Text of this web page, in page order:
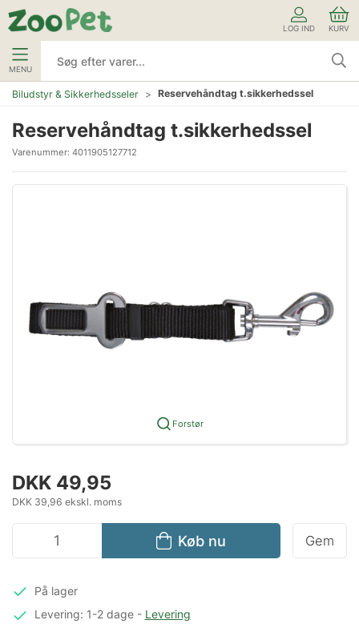
LOG IND KURV
MENU
Biludstyr & Sikkerhedsseler Reservehåndtag t.sikkerhedssel
Reservehåndtag t.sikkerhedssel
Varenummer: 4011905127712
Forstør
DKK 49,95
DKK 39,96 ekskl. moms
Køb nu Gem
På lager
Levering: 1-2 dage- Levering